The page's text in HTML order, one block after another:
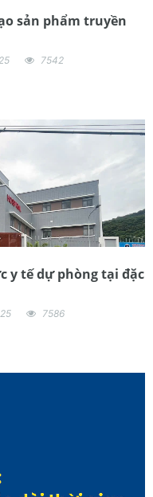
sản phẩm truyền
7542
y tế dự phòng tại đặc
7586